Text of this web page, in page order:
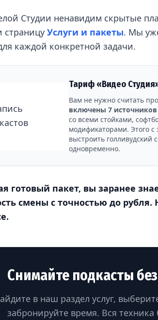
Студии ненавидим скрытые
страницу Услуги и пакеты. Мы
каждой конкретной задачи.
Тариф «Видео
Вам не нужно считать
включены 7 источников
со всеми стойками,
модификаторами. Этого с
выстроить голливудский
одновременно.
готовый пакет, вы заранее
смены с точностью до
Снимайте подкасты
в наш раздел услуг,
забронируйте время. Вся техника